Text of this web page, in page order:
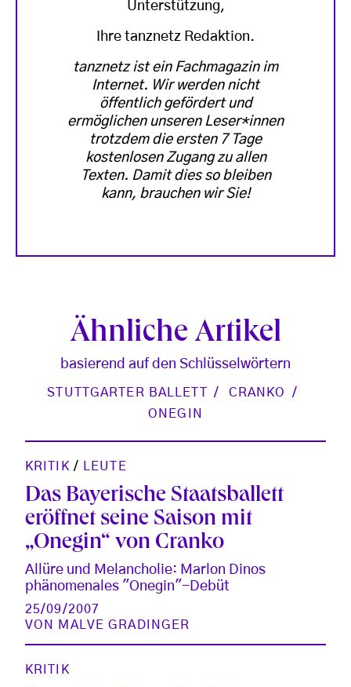
Unterstützung,
Ihre tanznetz Redaktion.
tanznetz ist ein Fachmagazin im
Internet. Wir werden nicht
öffentlich gefördert und
ermöglichen unseren Leser*innen
trotzdem die ersten 7 Tage
kostenlosen Zugang zu allen
Texten. Damit dies so bleiben
kann, brauchen wir Sie!
Ähnliche Artikel
basierend auf den Schlüsselwörtern
STUTTGARTER BALLETT
CRANKO
ONEGIN
KRITIK / LEUTE
Das Bayerische Staatsballett
eröffnet seine Saison mit
„Onegin“ von Cranko
Allüre und Melancholie: Marlon Dinos
phänomenales "Onegin"-Debüt
25/09/2007
VON MALVE GRADINGER
KRITIK